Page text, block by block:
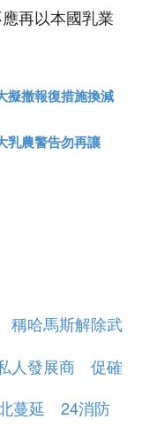
再以本國乳業
撤報復措施換減
農警告勿再讓
稱哈馬斯解除武
人發展商 促確
北蔓延 24消防